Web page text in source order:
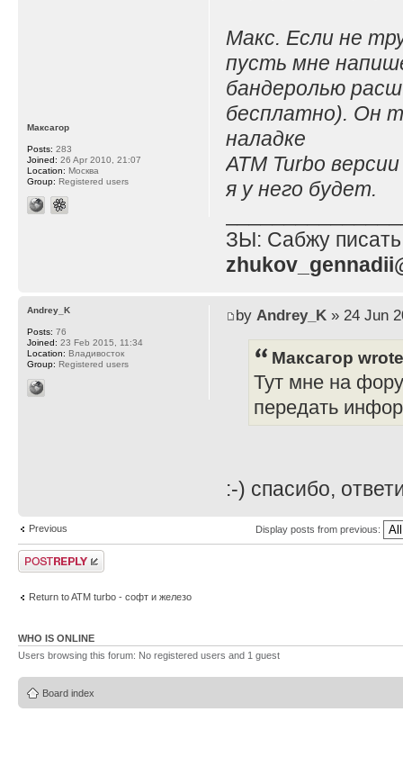
Макс. Если не
пусть мне
бандеролью
бесплатно). Он
наладке
ATM Turbo
я у него будет.
ЗЫ: Сабжу
Максагор
Posts: 283
Joined: 26 Apr 2010, 21:07
Location: Москва
Group: Registered users
by Andrey_K» 24 Jun
Максагор
Тут мне на
передать
:-) спасибо,
Andrey_K
Posts: 76
Joined: 23 Feb 2015, 11:34
Location: Владивосток
Group: Registered users
Previous Display posts from previous:
Post a reply
Return to ATM turbo - софт и железо
WHO IS ONLINE
Users browsing this forum: No registered users and 1 guest
Board index